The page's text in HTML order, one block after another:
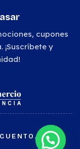
cupones
y